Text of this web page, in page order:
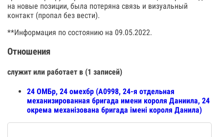
на новые позиции, была потеряна связь и визуальный
контакт (пропал без вести).
**Информация по состоянию на 09.05.2022.
Отношения
служит или работает в (1 записей)
24 ОМБр, 24 омехбр (А0998, 24-я отдельная
механизированная бригада имени короля Даниила, 24
окрема механізована бригада імені короля Данила)